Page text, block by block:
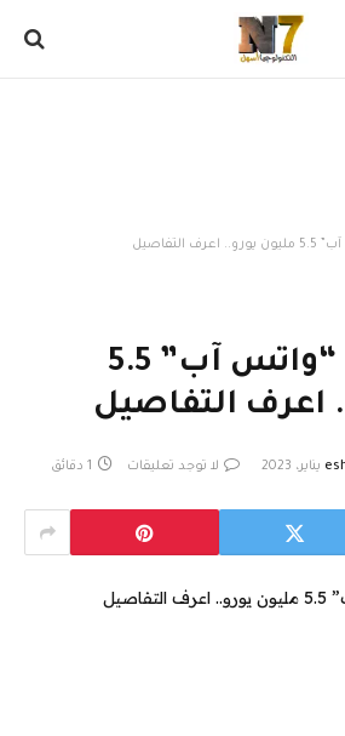
أيرلندا تغرم “واتس آب” 5.5
اعرف التفاصيل
لا توجد تعليقات 1 دقائق